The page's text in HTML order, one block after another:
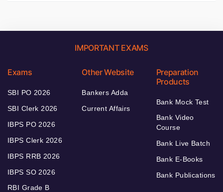
IMPORTANT EXAMS
Exams
SBI PO 2026
SBI Clerk 2026
IBPS PO 2026
IBPS Clerk 2026
IBPS RRB 2026
IBPS SO 2026
RBI Grade B
Other Website
Bankers Adda
Current Affairs
Preparation
Products
Bank Mock Test
Bank Video
Course
Bank Live Batch
Bank E-Books
Bank Publications